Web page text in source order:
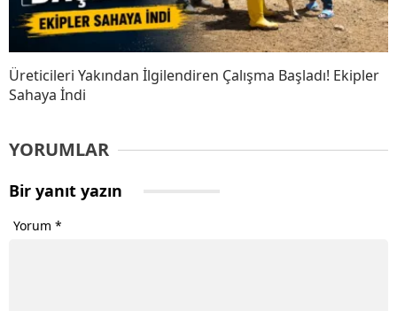
Üreticileri Yakından İlgilendiren Çalışma Başladı! Ekipler
Sahaya İndi
YORUMLAR
Bir yanıt yazın
Yorum *